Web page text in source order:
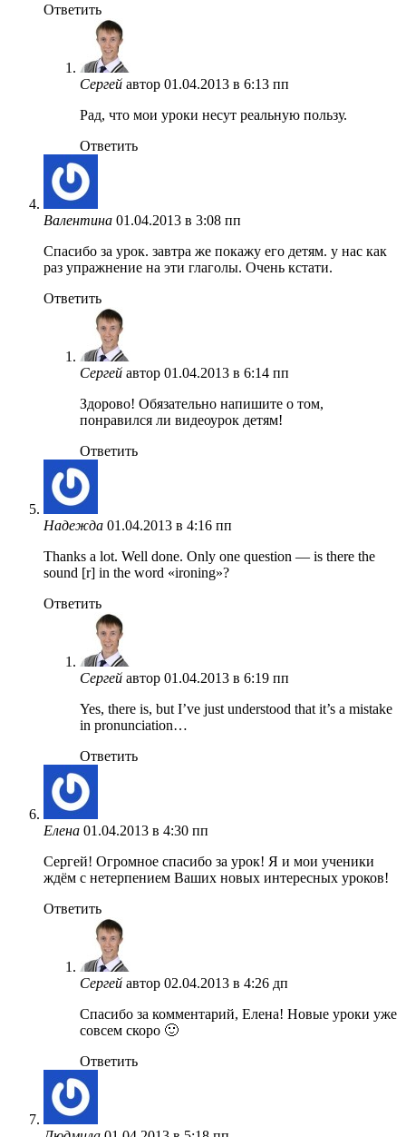
Ответить
Сергей автор 01.04.2013 в 6:13 пп
Рад, что мои уроки несут реальную пользу.
Ответить
Валентина 01.04.2013 в 3:08 пп
Спасибо за урок. завтра же покажу его детям. у нас как
раз упражнение на эти глаголы. Очень кстати.
Ответить
Сергей автор 01.04.2013 в 6:14 пп
Здорово! Обязательно напишите о том,
понравился ли видеоурок детям!
Ответить
Надежда 01.04.2013 в 4:16 пп
Thanks a lot. Well done. Only one question — is there the
sound [r] in the word «ironing»?
Ответить
Сергей автор 01.04.2013 в 6:19 пп
Yes, there is, but I’ve just understood that it’s a mistake
in pronunciation…
Ответить
Елена 01.04.2013 в 4:30 пп
Сергей! Огромное спасибо за урок! Я и мои ученики
ждём с нетерпением Ваших новых интересных уроков!
Ответить
Сергей автор 02.04.2013 в 4:26 дп
Спасибо за комментарий, Елена! Новые уроки уже
совсем скоро 🙂
Ответить